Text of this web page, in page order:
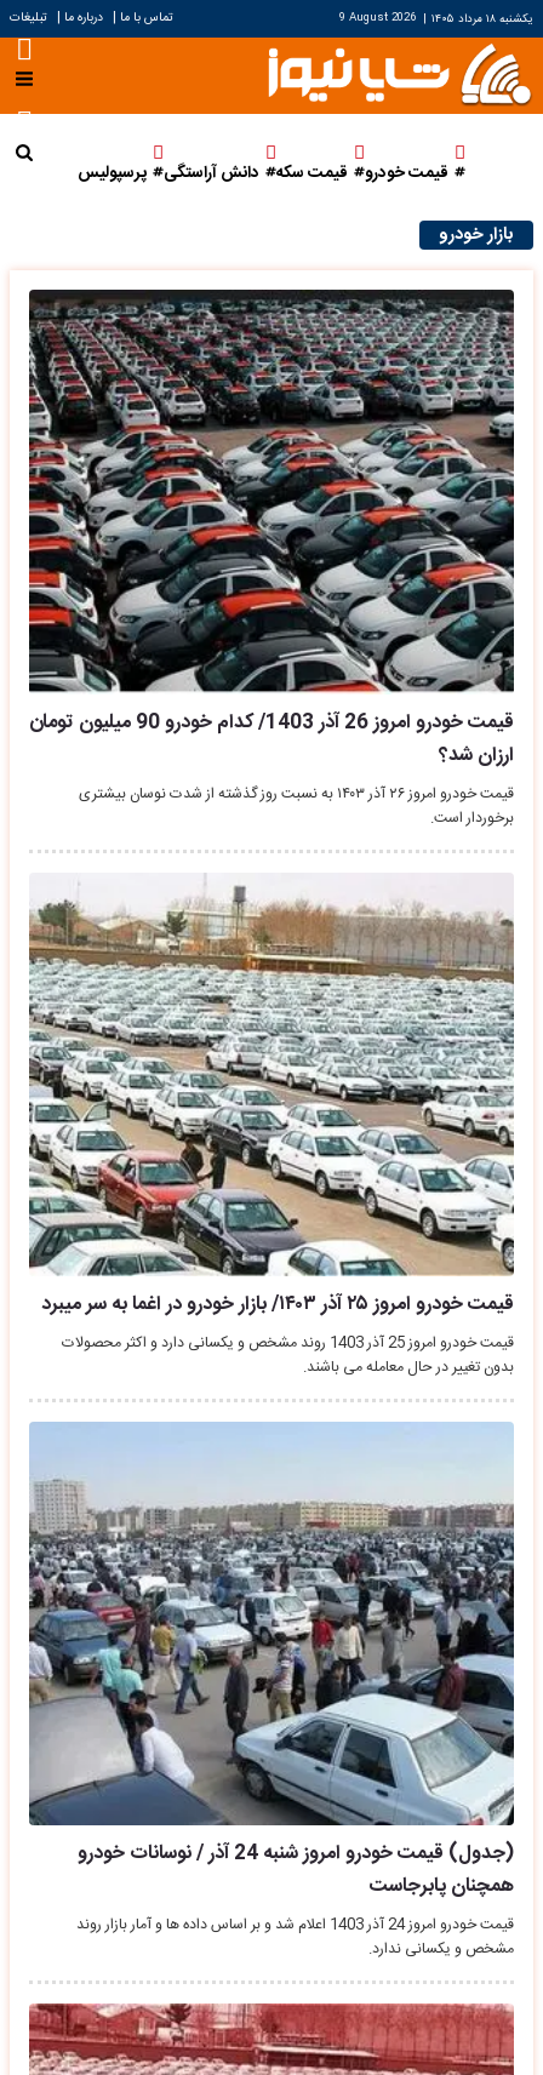
یکشنبه ۱۸ مرداد ۱۴۰۵ |
9 August 2026 تماس با ما | درباره ما | تبلیغات
قیمت خودرو قیمت سکه دانش آراستگی پرسپولیس
بازار خودرو
قیمت خودرو امروز 26 آذر 1403/ کدام خودرو 90 میلیون تومان
ارزان شد؟
قیمت خودرو امروز ۲۶ آذر ۱۴۰۳ به نسبت روز گذشته از شدت نوسان بیشتری
برخوردار است.
قیمت خودرو امروز ۲۵ آذر ۱۴۰۳/ بازار خودرو در اغما به سر میبرد
قیمت خودرو امروز 25 آذر 1403 روند مشخص و یکسانی دارد و اکثر محصولات
بدون تغییر در حال معامله می باشند.
(جدول) قیمت خودرو امروز شنبه 24 آذر / نوسانات خودرو
همچنان پابرجاست
قیمت خودرو امروز 24 آذر 1403 اعلام شد و بر اساس داده ها و آمار بازار روند
مشخص و یکسانی ندارد.